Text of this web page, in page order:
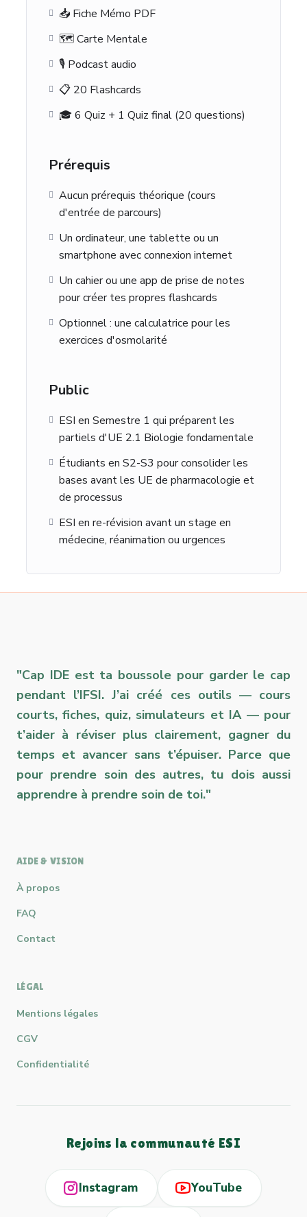
📥 Fiche Mémo PDF
🗺️ Carte Mentale
🎙️ Podcast audio
📋 20 Flashcards
🎓 6 Quiz + 1 Quiz final (20 questions)
Prérequis
Aucun prérequis théorique (cours
d'entrée de parcours)
Un ordinateur, une tablette ou un
smartphone avec connexion internet
Un cahier ou une app de prise de notes
pour créer tes propres flashcards
Optionnel : une calculatrice pour les
exercices d'osmolarité
Public
ESI en Semestre 1 qui préparent les
partiels d'UE 2.1 Biologie fondamentale
Étudiants en S2-S3 pour consolider les
bases avant les UE de pharmacologie et
de processus
ESI en re-révision avant un stage en
médecine, réanimation ou urgences
"Cap IDE est ta boussole pour garder le cap
pendant l’IFSI. J’ai créé ces outils — cours
courts, fiches, quiz, simulateurs et IA — pour
t’aider à réviser plus clairement, gagner du
temps et avancer sans t’épuiser. Parce que
pour prendre soin des autres, tu dois aussi
apprendre à prendre soin de toi."
AIDE & VISION
À propos
FAQ
Contact
LÉGAL
Mentions légales
CGV
Confidentialité
Rejoins la communauté ESI
Instagram YouTube